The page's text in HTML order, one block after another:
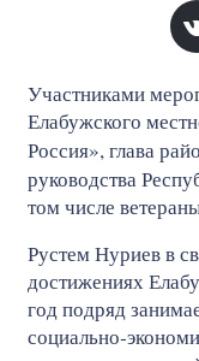
Участниками
Елабужского
Россия», глава
руководства
том числе
Рустем Нуриев в
достижениях
год подряд